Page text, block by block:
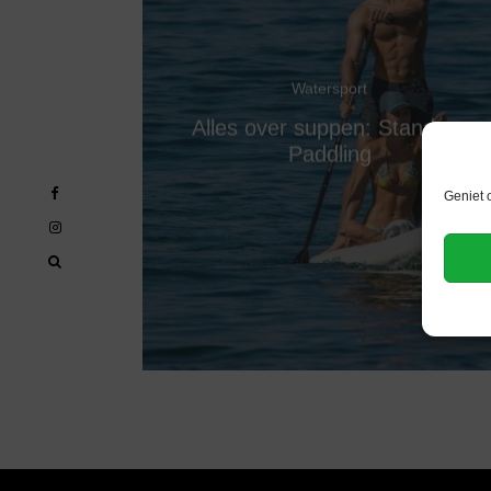
Geniet
Watersport
Alles over suppen: Stand-up
Paddling